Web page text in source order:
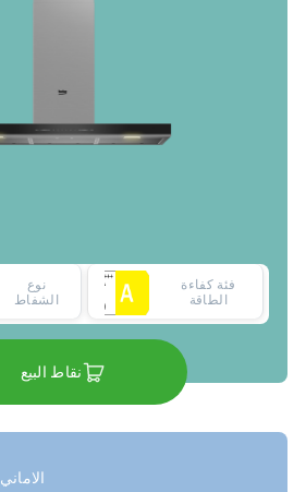
فئة كفاءة
الطاقة
نوع
الشفاط
نقاط البيع
الاماني